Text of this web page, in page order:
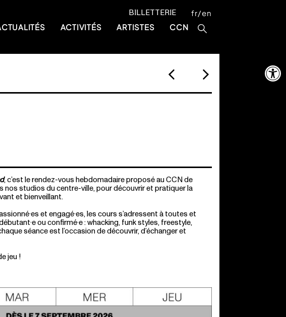
Ouvrir
BILLETTERIE fr en
ACTIVITÉS ARTISTES CCN
, c’est le rendez-vous hebdomadaire proposé au CCN de
nos studios du centre-ville, pour découvrir et pratiquer la
et bienveillant.
et engagé·es, les cours s’adressent à toutes et
ou confirmé·e : whacking, funk styles, freestyle,
séance est l’occasion de découvrir, d’échanger et
jeu !